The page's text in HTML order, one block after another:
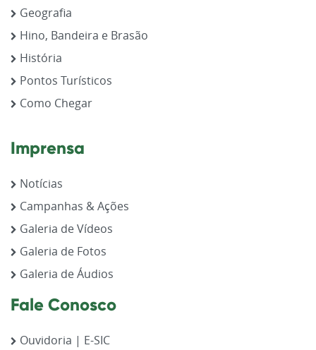
Geografia
Hino, Bandeira e Brasão
História
Pontos Turísticos
Como Chegar
Imprensa
Notícias
Campanhas & Ações
Galeria de Vídeos
Galeria de Fotos
Galeria de Áudios
Fale Conosco
Ouvidoria | E-SIC